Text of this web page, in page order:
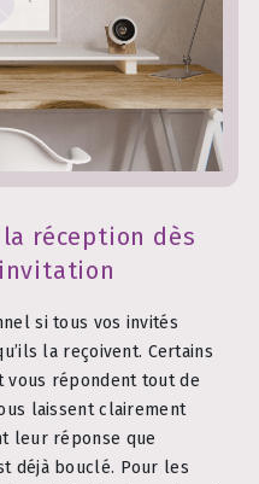
réception dès
si tous vos invités
la reçoivent. Certains
vous répondent tout de
laissent clairement
leur réponse que
déjà bouclé. Pour les